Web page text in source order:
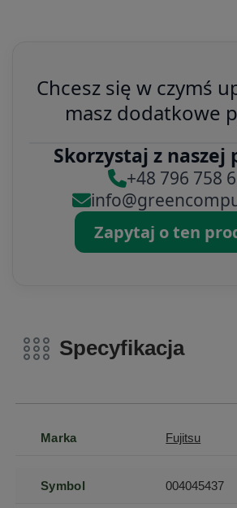
Chcesz się w czymś
masz dodatkowe
Skorzystaj z naszej
+48 796 758
Zapytaj o ten
Specyfikacja
Marka Fujitsu
Symbol 004045437